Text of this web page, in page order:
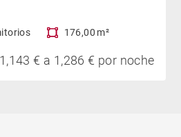
176,00 m²
€ a 1,286 € por noche